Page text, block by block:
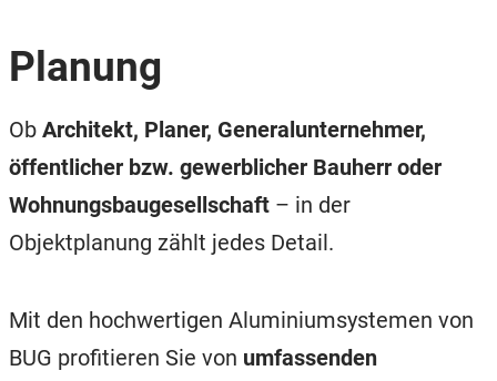
Planung
Ob Architekt, Planer, Generalunternehmer,
öffentlicher bzw. gewerblicher Bauherr oder
Wohnungsbaugesellschaft – in der
Objektplanung zählt jedes Detail.
Mit den hochwertigen Aluminiumsystemen von
BUG profitieren Sie von umfassenden